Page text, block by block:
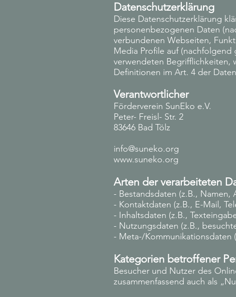
Datenschutzerklärung
Diese Datenschutzerklärung
personenbezogenen Daten
verbundenen Webseiten,
Media Profile auf
verwendeten Begrifflichkeiten,
Definitionen im Art. 4 der
Verantwortlicher
Förderverein SunEko e.V.
Peter- Freisl- Str. 2
83646 Bad Tölz
info@suneko.org
www.suneko.org
Arten der verarbeiteten
- Bestandsdaten (z.B., Namen,
- Kontaktdaten (z.B., E-Mail,
- Inhaltsdaten (z.B.,
- Nutzungsdaten (z.B.,
- Meta-/Kommunikationsdaten
Kategorien betroffener
Besucher und Nutzer des
zusammenfassend auch als